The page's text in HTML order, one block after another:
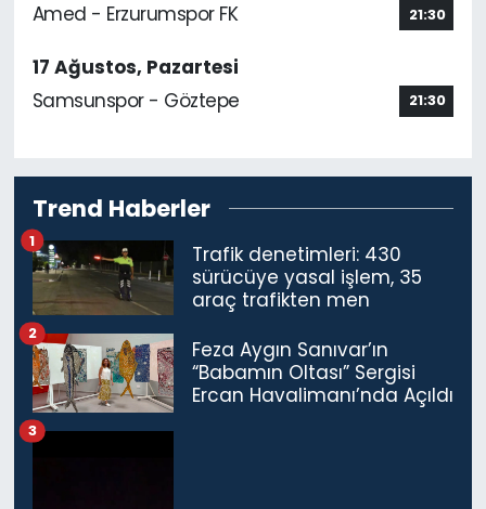
Amed - Erzurumspor FK 21:30
17 Ağustos, Pazartesi
Samsunspor - Göztepe
21:30
Trend Haberler
Trafik denetimleri: 430
sürücüye yasal işlem, 35
araç trafikten men
1
Feza Aygın Sanıvar’ın
“Babamın Oltası” Sergisi
Ercan Havalimanı’nda Açıldı
2
3